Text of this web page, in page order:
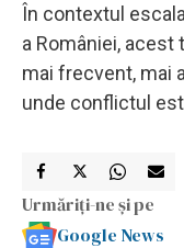
În contextul
a României, acest
mai frecvent, mai
unde conflictul
Urmăriți-ne și pe
Google News